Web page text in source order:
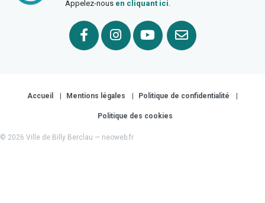
Appelez-nous en cliquant ici
Accueil Mentions légales Politique de confidentialité
Politique des cookies
© 2026 Ville de Billy Berclau — neoweb.fr